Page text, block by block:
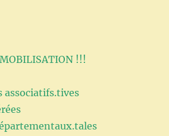
!!!
associatifs.tives